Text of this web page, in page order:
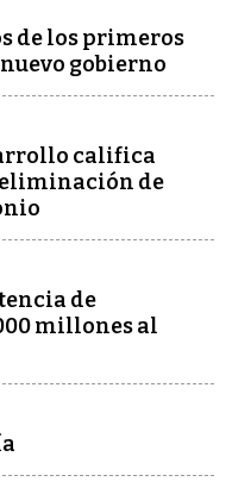
de los primeros
gobierno
califica
de
de
millones al